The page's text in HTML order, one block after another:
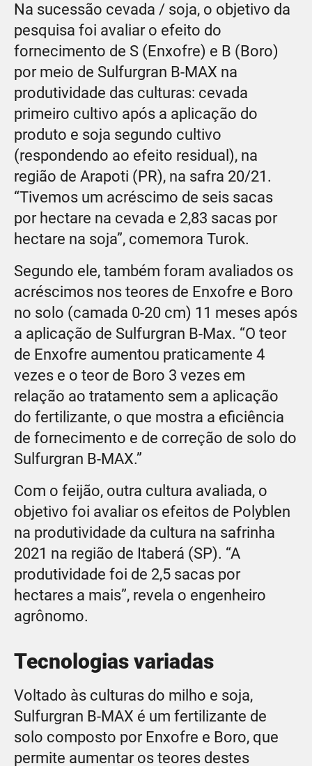
Na sucessão cevada / soja, o objetivo da
pesquisa foi avaliar o efeito do
fornecimento de S (Enxofre) e B (Boro)
por meio de Sulfurgran B-MAX na
produtividade das culturas: cevada
primeiro cultivo após a aplicação do
produto e soja segundo cultivo
(respondendo ao efeito residual), na
região de Arapoti (PR), na safra 20/21.
“Tivemos um acréscimo de seis sacas
por hectare na cevada e 2,83 sacas por
hectare na soja”, comemora Turok.
Segundo ele, também foram avaliados os
acréscimos nos teores de Enxofre e Boro
no solo (camada 0-20 cm) 11 meses após
a aplicação de Sulfurgran B-Max. “O teor
de Enxofre aumentou praticamente 4
vezes e o teor de Boro 3 vezes em
relação ao tratamento sem a aplicação
do fertilizante, o que mostra a eficiência
de fornecimento e de correção de solo do
Sulfurgran B-MAX.”
Com o feijão, outra cultura avaliada, o
objetivo foi avaliar os efeitos de Polyblen
na produtividade da cultura na safrinha
2021 na região de Itaberá (SP). “A
produtividade foi de 2,5 sacas por
hectares a mais”, revela o engenheiro
agrônomo.
Tecnologias variadas
Voltado às culturas do milho e soja,
Sulfurgran B-MAX é um fertilizante de
solo composto por Enxofre e Boro, que
permite aumentar os teores destes